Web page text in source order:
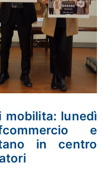
mobilita: lunedì
e
in centro